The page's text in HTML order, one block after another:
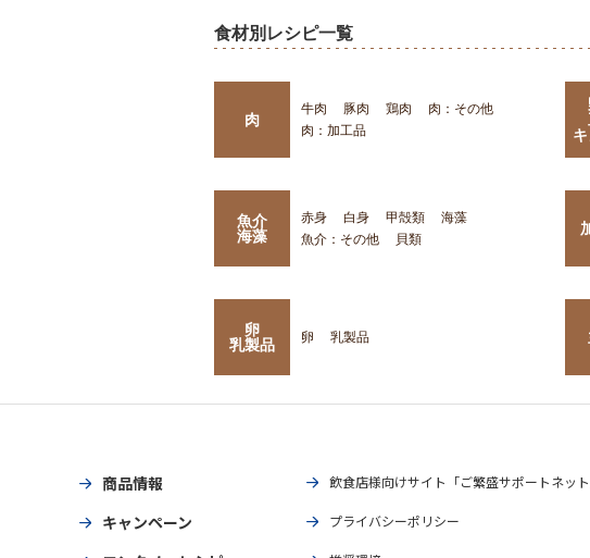
食材別レシピ一覧
肉
牛肉 豚肉 鶏肉
肉：その他
肉：加工品
魚介
海藻
赤身 白身 甲殻類
海藻
魚介：その他
貝類
卵
乳製品
卵 乳製品
商品情報
キャンペーン
飲食店様向けサイト「ご繁盛サポートネット
プライバシーポリシー